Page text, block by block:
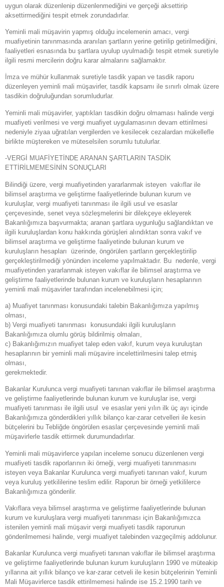
uygun olarak düzenlenip düzenlenmediğini ve gerçeği aksettirip
aksettirmediğini tespit etmek zorundadırlar.
Yeminli mali müşavirin yapmış olduğu incelemenin amacı, vergi
muafiyetinin tanınmasında aranılan şartların yerine getirilip getirilmediğini,
faaliyetleri esnasında bu şartlara uyulup uyulmadığı tespit etmek suretiyle
ilgili resmi mercilerin doğru karar almalarını sağlamaktır.
İmza ve mühür kullanmak suretiyle tasdik yapan ve tasdik raporu
düzenleyen yeminli mali müşavirler, tasdik kapsamı ile sınırlı olmak üzere
tasdikin doğruluğundan sorumludurlar.
Yeminli mali müşavirler, yaptıkları tasdikin doğru olmaması halinde vergi
muafiyeti verilmesi ve vergi muafiyet uygulamasının devam ettirilmesi
nedeniyle ziyaa uğratılan vergilerden ve kesilecek cezalardan mükellefle
birlikte müştereken ve müteselsilen sorumlu tutulurlar.
-VERGİ MUAFİYETİNDE ARANAN ŞARTLARIN TASDİK
ETTİRİLMEMESİNİN SONUÇLARI
Bilindiği üzere, vergi muafiyetinden yararlanmak isteyen vakıflar ile
bilimsel araştırma ve geliştirme faaliyetlerinde bulunan kurum ve
kuruluşlar, vergi muafiyeti tanınması ile ilgili usul ve esaslar
çerçevesinde, senet veya sözleşmelerini bir dilekçeye ekleyerek
Bakanlığımıza başvurmakta; aranan şartlara uygunluğu sağlandıktan ve
ilgili kuruluşlardan konu hakkında görüşleri alındıktan sonra vakıf ve
bilimsel araştırma ve geliştirme faaliyetinde bulunan kurum ve
kuruluşların hesapları üzerinde, öngörülen şartların gerçekleştirilip
gerçekleştirilmediği yönünden inceleme yapılmaktadır. Bu nedenle, vergi
muafiyetinden yararlanmak isteyen vakıflar ile bilimsel araştırma ve
geliştirme faaliyetlerinde bulunan kurum ve kuruluşların hesaplarının
yeminli mali müşavirler tarafından incelenebilmesi için;
a) Muafiyet tanınması konusundaki talebin Bakanlığımıza yapılmış
olması,
b) Vergi muafiyeti tanınması konusundaki ilgili kuruluşların
Bakanlığımıza olumlu görüş bildirilmiş olmaları,
c) Bakanlığımızın muafiyet talep eden vakıf, kurum veya kuruluştan
hesaplarının bir yeminli mali müşavire incelettirilmesini talep etmiş
olması,
gerekmektedir.
Bakanlar Kurulunca vergi muafiyeti tanınan vakıflar ile bilimsel araştırma
ve geliştirme faaliyetlerinde bulunan kurum ve kuruluşlar ise, vergi
muafiyeti tanınması ile ilgili usul ve esaslar yeni yılın ilk üç ayı içinde
Bakanlığımıza gönderdikleri yıllık bilanço kar-zarar cetvelleri ile kesin
bütçelerini bu Tebliğde öngörülen esaslar çerçevesinde yeminli mali
müşavirlerle tasdik ettirmek durumundadırlar.
Yeminli mali müşavirlerce yapılan inceleme sonucu düzenlenen vergi
muafiyeti tasdik raporlarının iki örneği, vergi muafiyeti tanınmasını
isteyen veya Bakanlar Kurulunca vergi muafiyeti tanınan vakıf, kurum
veya kuruluş yetkililerine teslim edilir. Raporun bir örneği yetkililerce
Bakanlığımıza gönderilir.
Vakıflara veya bilimsel araştırma ve geliştirme faaliyetlerinde bulunan
kurum ve kuruluşlara vergi muafiyeti tanınması için Bakanlığımızca
istenilen yeminli mali müşavir vergi muafiyeti tasdik raporunun
gönderilmemesi halinde, vergi muafiyet talebinden vazgeçilmiş addolunur.
Bakanlar Kurulunca vergi muafiyeti tanınan vakıflar ile bilimsel araştırma
ve geliştirme faaliyetlerinde bulunan kurum kuruluşların 1990 ve müteakip
yıllarına ait yıllık bilanço ve kar-zarar cetveli ile kesin bütçelerinin Yeminli
Mali Müşavirlerce tasdik ettirilmemesi halinde ise 15.2.1990 tarih ve